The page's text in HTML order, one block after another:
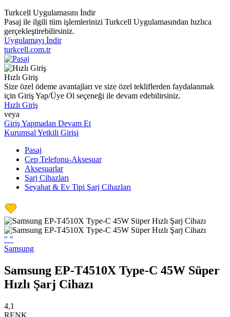
Turkcell Uygulamasını İndir
Pasaj ile ilgili tüm işlemlerinizi Turkcell Uygulamasından hızlıca
gerçekleştirebilirsiniz.
Uygulamayı İndir
turkcell.com.tr
Hızlı Giriş
Size özel ödeme avantajları ve size özel tekliflerden faydalanmak
için Giriş Yap/Üye Ol seçeneği ile devam edebilirsiniz.
Hızlı Giriş
veya
Giriş Yapmadan Devam Et
Kurumsal Yetkili Girişi
Pasaj
Cep Telefonu-Aksesuar
Aksesuarlar
Şarj Cihazları
Seyahat & Ev Tipi Şarj Cihazları
" "
Samsung
Samsung EP-T4510X Type-C 45W Süper
Hızlı Şarj Cihazı
4,1
RENK